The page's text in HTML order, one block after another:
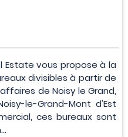
Estate vous propose à la
divisibles à partir de
de Noisy le Grand,
le-Grand-Mont d'Est
ces bureaux sont